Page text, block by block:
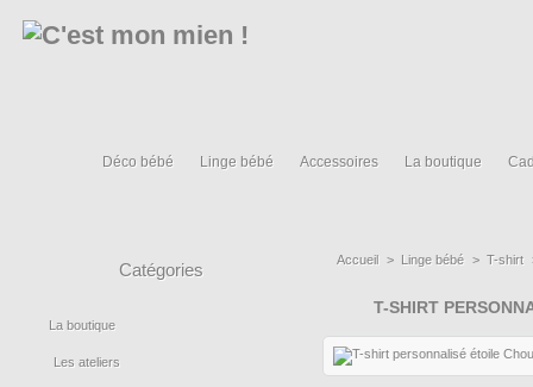
Déco bébé Linge bébé Accessoires La boutique
Catégories
La boutique
Les ateliers
Accueil > Linge bébé > T-shirt
T-SHIRT